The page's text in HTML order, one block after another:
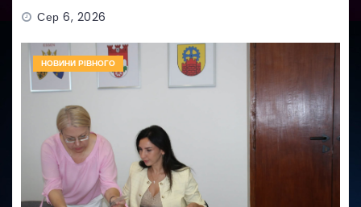
Сер 6, 2026
НОВИНИ РІВНОГО